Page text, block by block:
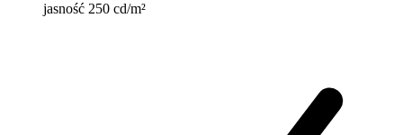
jasność 250 cd/m²